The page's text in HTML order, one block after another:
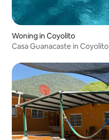
Woning in Coyolito
Casa Guanacaste in Coyolito